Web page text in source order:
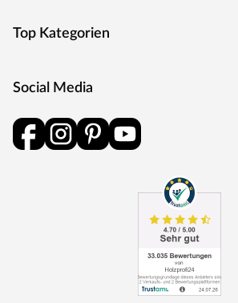
Top Kategorien
Social Media